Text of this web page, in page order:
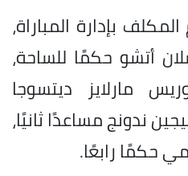
بإدارة المباراة،
أتشو حكمًا للساحة،
مارلايز ديتسوجا
ندونج مساعدًا ثانيًا،
حكمًا رابعًا.